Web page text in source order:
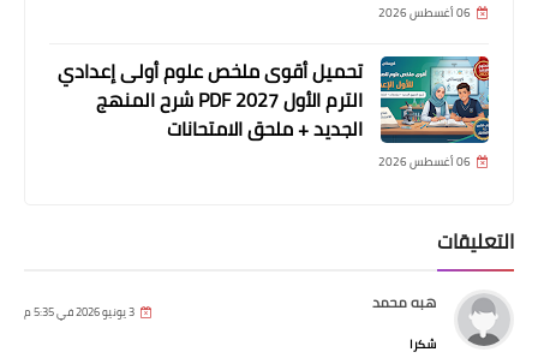
06 أغسطس 2026
تحميل أقوى ملخص علوم أولى إعدادي
الترم الأول 2027 PDF شرح المنهج
الجديد + ملحق الامتحانات
06 أغسطس 2026
التعليقات
هبه محمد 3 يونيو 2026 في 5:35 م
شكرا